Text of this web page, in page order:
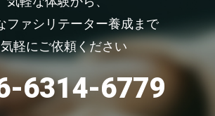
ファシリテーター養成まで
軽にご依頼ください
6314-6779